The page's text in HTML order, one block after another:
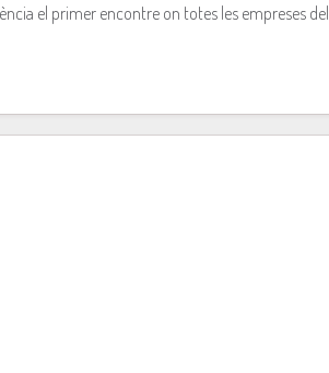
el primer encontre on totes les empreses